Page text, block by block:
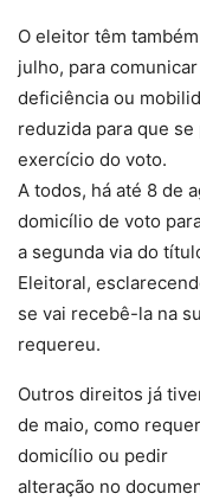
O eleitor têm
julho, para
deficiência ou
reduzida para que
exercício do voto.
A todos, há até 8 de
domicílio de voto
a segunda via do
Eleitoral,
se vai recebê-la na
requereu.
Outros direitos já
de maio, como
domicílio ou pedir
alteração no